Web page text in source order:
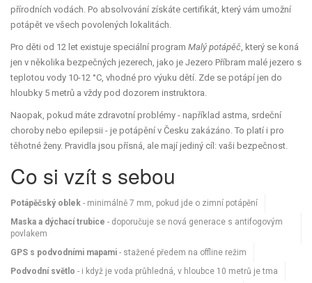
přírodních vodách. Po absolvování získáte certifikát, který vám umožní
potápět ve všech povolených lokalitách.
Pro děti od 12 let existuje speciální program Malý potápěč , který se koná
jen v několika bezpečných jezerech, jako je Jezero Příbram malé jezero s
teplotou vody 10-12 °C, vhodné pro výuku dětí . Zde se potápí jen do
hloubky 5 metrů a vždy pod dozorem instruktora.
Naopak, pokud máte zdravotní problémy - například astma, srdeční
choroby nebo epilepsii - je potápění v Česku zakázáno. To platí i pro
těhotné ženy. Pravidla jsou přísná, ale mají jediný cíl: vaši bezpečnost.
Co si vzít s sebou
Potápěčský oblek - minimálně 7 mm, pokud jde o zimní potápění
Maska a dýchací trubice - doporučuje se nová generace s antifogovým
povlakem
GPS s podvodními mapami - stažené předem na offline režim
Podvodní světlo - i když je voda průhledná, v hloubce 10 metrů je tma